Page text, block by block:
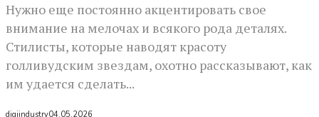
Нужно еще постоянно акцентировать свое
внимание на мелочах и всякого рода деталях.
Стилисты, которые наводят красоту
голливудским звездам, охотно рассказывают, как
им удается сделать...
digiindustry04.05.2026